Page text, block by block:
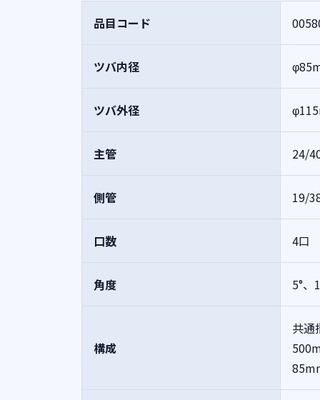
品目コード
ツバ内径
ツバ外径
主管 24/
側管 19/
口数 4口
角度 5°、
構成
共通